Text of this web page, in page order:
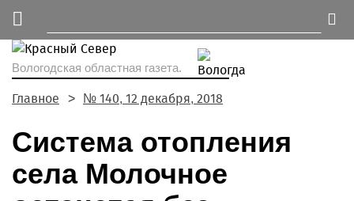
Вологодская областная газета.
Главное № 140, 12 декабря, 2018
Система отопления
села Молочное